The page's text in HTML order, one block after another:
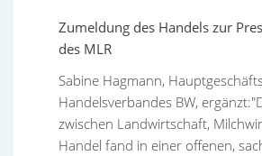
Zumeldung des Handels zur
des MLR
Sabine Hagmann,
Handelsverbandes BW,
zwischen Landwirtschaft,
Handel fand in einer offenen,